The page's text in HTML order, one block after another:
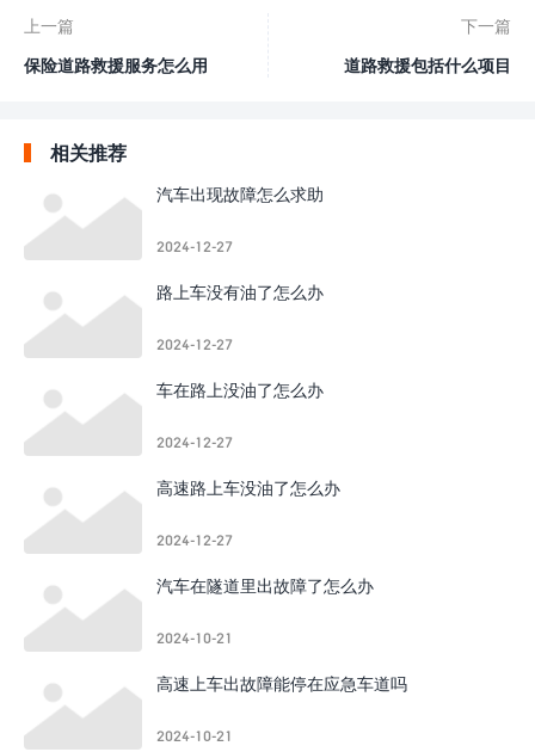
上一篇
保险道路救援服务怎么用
下一篇
道路救援包括什么项目
相关推荐
汽车出现故障怎么求助
2024-12-27
路上车没有油了怎么办
2024-12-27
车在路上没油了怎么办
2024-12-27
高速路上车没油了怎么办
2024-12-27
汽车在隧道里出故障了怎么办
2024-10-21
高速上车出故障能停在应急车道吗
2024-10-21